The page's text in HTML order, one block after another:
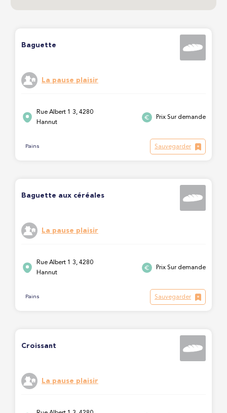
Baguette
La pause plaisir
Rue Albert 1 3, 4280
Hannut
Prix Sur demande
Pains Sauvegarder
Baguette aux céréales
La pause plaisir
Rue Albert 1 3, 4280
Hannut
Prix Sur demande
Pains Sauvegarder
Croissant
La pause plaisir